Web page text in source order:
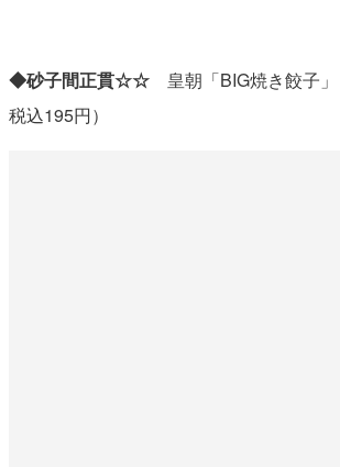
◆砂子間正貫☆☆皇朝「BIG焼き餃子
税込195円）